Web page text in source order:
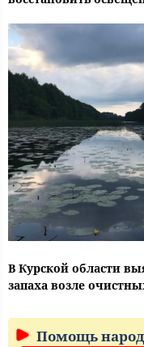
В Курской области
запаха возле
Помощь